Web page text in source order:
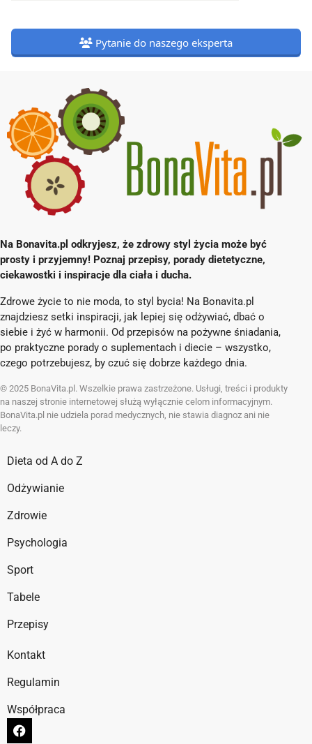
Pytanie do naszego eksperta
Na Bonavita.pl odkryjesz, że zdrowy styl życia może być
prosty i przyjemny! Poznaj przepisy, porady dietetyczne,
ciekawostki i inspiracje dla ciała i ducha.
Zdrowe życie to nie moda, to styl bycia! Na Bonavita.pl
znajdziesz setki inspiracji, jak lepiej się odżywiać, dbać o
siebie i żyć w harmonii. Od przepisów na pożywne śniadania,
po praktyczne porady o suplementach i diecie – wszystko,
czego potrzebujesz, by czuć się dobrze każdego dnia.
© 2025 BonaVita.pl. Wszelkie prawa zastrzeżone. Usługi, treści i produkty
na naszej stronie internetowej służą wyłącznie celom informacyjnym.
BonaVita.pl nie udziela porad medycznych, nie stawia diagnoz ani nie
leczy.
Dieta od A do Z
Odżywianie
Zdrowie
Psychologia
Sport
Tabele
Przepisy
Kontakt
Regulamin
Współpraca